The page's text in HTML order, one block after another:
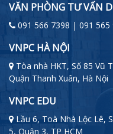
VĂN PHÒNG TƯ VẤN
091 566 7398 | 091
VNPC HÀ NỘI
Tòa nhà HKT, Số 85 Vũ
Quận Thanh Xuân, Hà Nội
VNPC EDU
Lầu 6, Toà Nhà Lộc Lê,
5, Quận 3, TP HCM